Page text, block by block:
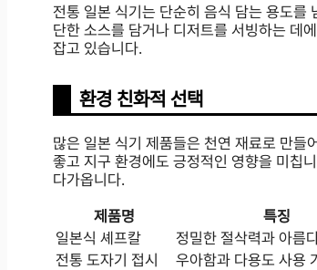
전통 일본 식기는 단순히 음식 담는 용도를
단한 소스를 담거나 디저트를 서빙하는 데
잡고 있습니다.
환경 친화적 선택
많은 일본 식기 제품들은 천연 재료로 만들
좋고 지구 환경에도 긍정적인 영향을 미칩
다가옵니다.
제품명
특징
일본식 셰프칼
정밀한 절삭력과 아름
전통 도자기 접시
우아함과 다용도 사용